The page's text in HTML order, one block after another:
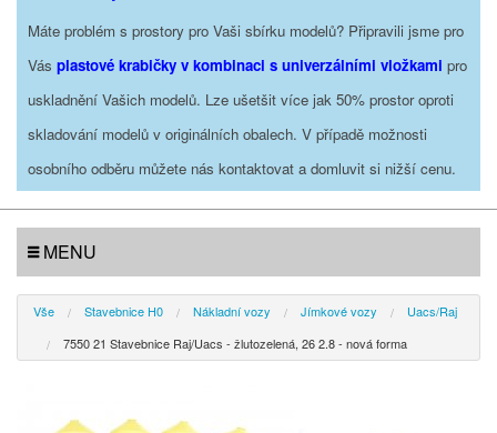
Máte problém s prostory pro Vaši sbírku modelů? Připravili jsme pro
Vás plastové krabičky v kombinaci s univerzálními vložkami pro
uskladnění Vašich modelů. Lze ušetšit více jak 50% prostor oproti
skladování modelů v originálních obalech. V případě možnosti
osobního odběru můžete nás kontaktovat a domluvit si nižší cenu.
MENU
Vše Stavebnice H0 Nákladní vozy Jímkové vozy
Uacs/Raj
7550 21 Stavebnice Raj/Uacs - žlutozelená, 26 2.8 - nová forma